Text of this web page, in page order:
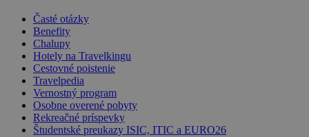
Časté otázky
Benefity
Chalupy
Hotely na Travelkingu
Cestovné poistenie
Travelpedia
Vernostný program
Osobne overené pobyty
Rekreačné príspevky
Študentské preukazy ISIC, ITIC a EURO26